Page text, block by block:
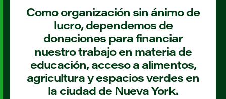
Como organización sin ánimo de
lucro, dependemos de
donaciones para financiar
nuestro trabajo en materia de
educación, acceso a alimentos,
agricultura y espacios verdes en
la ciudad de Nueva York.